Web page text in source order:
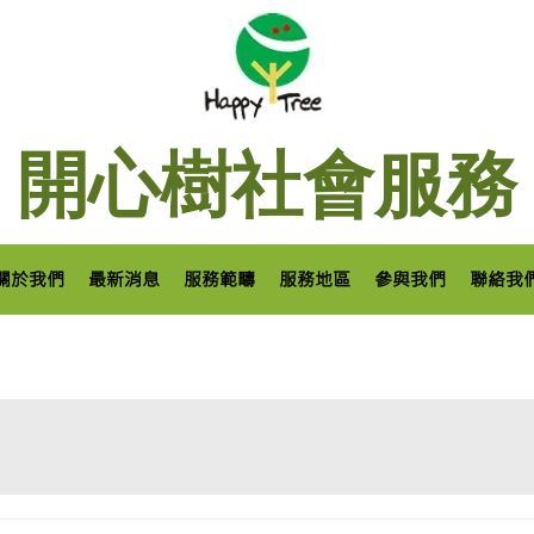
開心樹社會服務
於我們 最新消息 服務範疇 服務地區 參與我們 聯絡我